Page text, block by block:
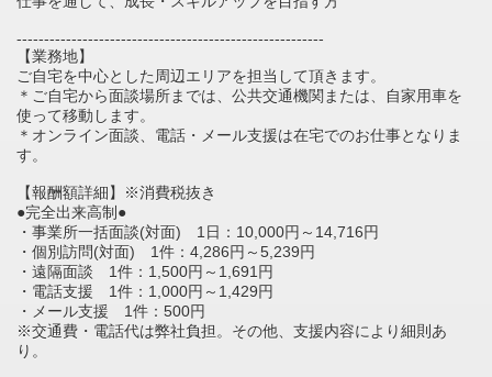
--------------------------------------------------------
【業務地】
ご自宅を中心とした周辺エリアを担当して頂きます。
＊ご自宅から面談場所までは、公共交通機関または、自家用車を
使って移動します。
＊オンライン面談、電話・メール支援は在宅でのお仕事となりま
す。
【報酬額詳細】※消費税抜き
●完全出来高制●
・事業所一括面談(対面) 1日：10,000円～14,716円
・個別訪問(対面) 1件：4,286円～5,239円
・遠隔面談 1件：1,500円～1,691円
・電話支援 1件：1,000円～1,429円
・メール支援 1件：500円
※交通費・電話代は弊社負担。その他、支援内容により細則あ
り。